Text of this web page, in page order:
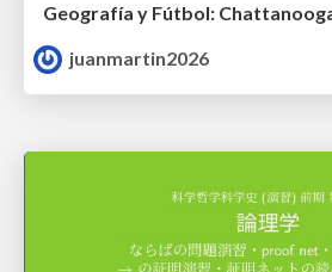
juanmartin2026